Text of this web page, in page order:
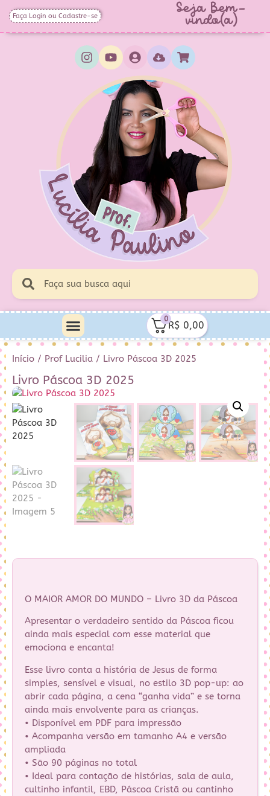
Faça Login ou Cadastre-se Seja Bem-
vindo(a)
0
R$ 0,00
Início / Prof Lucilia / Livro Páscoa 3D 2025
Livro Páscoa 3D 2025
O MAIOR AMOR DO MUNDO – Livro 3D da Páscoa
Apresentar o verdadeiro sentido da Páscoa ficou
ainda mais especial com esse material que
emociona e encanta!
Esse livro conta a história de Jesus de forma
simples, sensível e visual, no estilo 3D pop-up: ao
abrir cada página, a cena “ganha vida” e se torna
ainda mais envolvente para as crianças.
• Disponível em PDF para impressão
• Acompanha versão em tamanho A4 e versão
ampliada
• São 90 páginas no total
• Ideal para contação de histórias, sala de aula,
cultinho infantil, EBD, Páscoa Cristã ou cantinho